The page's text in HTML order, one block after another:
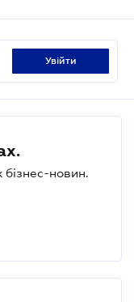
увійти
бізнес-новин.